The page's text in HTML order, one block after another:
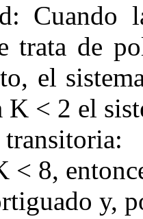
: Cuando
trata de
el
K < 2 el
transitoria:
< 8,
y,